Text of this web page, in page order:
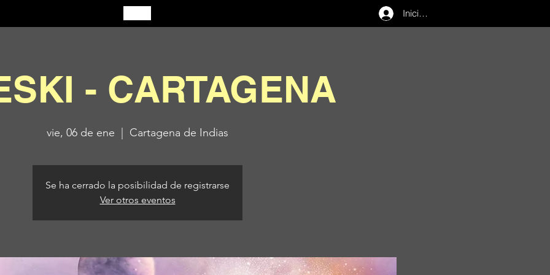
Iniciar sesión
- CARTAGENA
vie, 06 de ene Cartagena de Indias
Se ha cerrado la posibilidad de registrarse
Ver otros eventos